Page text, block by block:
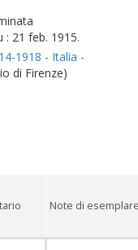
: 21 feb. 1915.
1918 - Italia -
di Firenze)
Note di